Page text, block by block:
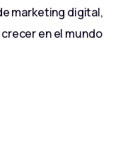
marketing digital,
en el mundo